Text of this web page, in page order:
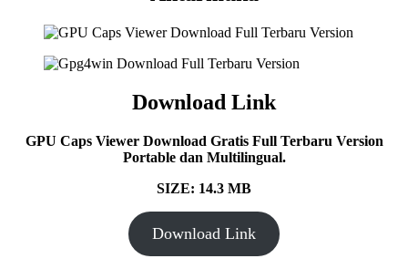
Download Link
GPU Caps Viewer Download Gratis Full Terbaru Version
Portable dan Multilingual.
SIZE: 14.3 MB
Download Link